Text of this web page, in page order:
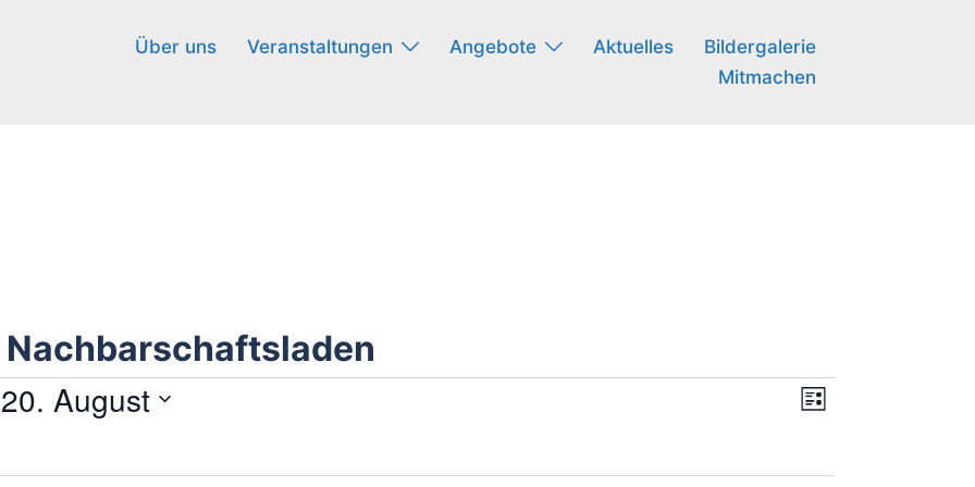
Über uns Veranstaltungen Angebote Aktuelles
Bildergalerie
Mitmachen
LISTE
20. August